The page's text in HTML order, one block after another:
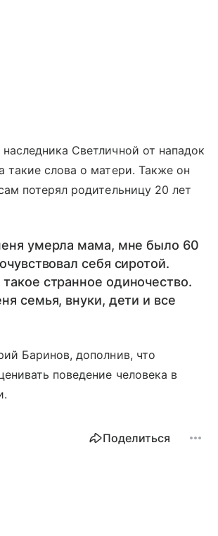
Светличной от нападок
такие слова о матери. Также он
потерял родительницу 20 лет
умерла мама, мне было 60
себя сиротой.
странное одиночество.
семья, внуки, дети и все
Баринов, дополнив, что
поведение человека в
Поделиться